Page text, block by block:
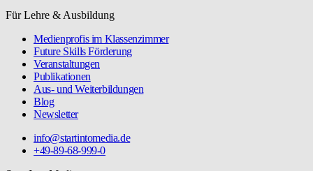
Für Lehre & Ausbildung
Medienprofis im Klassenzimmer
Future Skills Förderung
Veranstaltungen
Publikationen
Aus- und Weiterbildungen
Blog
Newsletter
info@startintomedia.de
+49-89-68-999-0